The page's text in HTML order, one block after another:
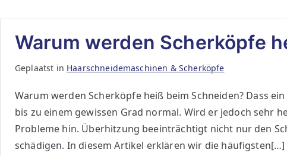
Warum werden Scherköpfe
Geplaatst in Haarschneidemaschinen & Scherköpfe
Warum werden Scherköpfe heiß beim Schneiden? Dass
bis zu einem gewissen Grad normal. Wird er jedoch sehr
Probleme hin. Überhitzung beeinträchtigt nicht nur den
schädigen. In diesem Artikel erklären wir die häufigsten[…]